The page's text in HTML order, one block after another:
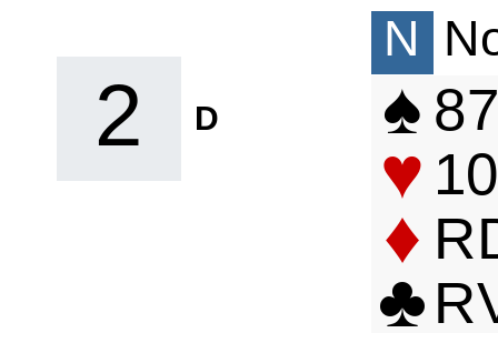
♣ R
♦ R
♥ 10
♠ 87
N
D
2